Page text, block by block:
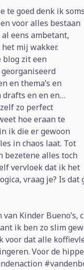
te goed denk ik
vooralles bestaan
eens ambetant,
mij wakker.
blog zit een
en thema’s en
en en en…
zo perfect
hoe eraan te
ik die er gewoon
in chaos laat. Tot
bezetene alles toch
vervloek dat ik het
vraag je? Is
Kinder Bueno’s,
ik ben zo slim
voor dat alle
Voor de